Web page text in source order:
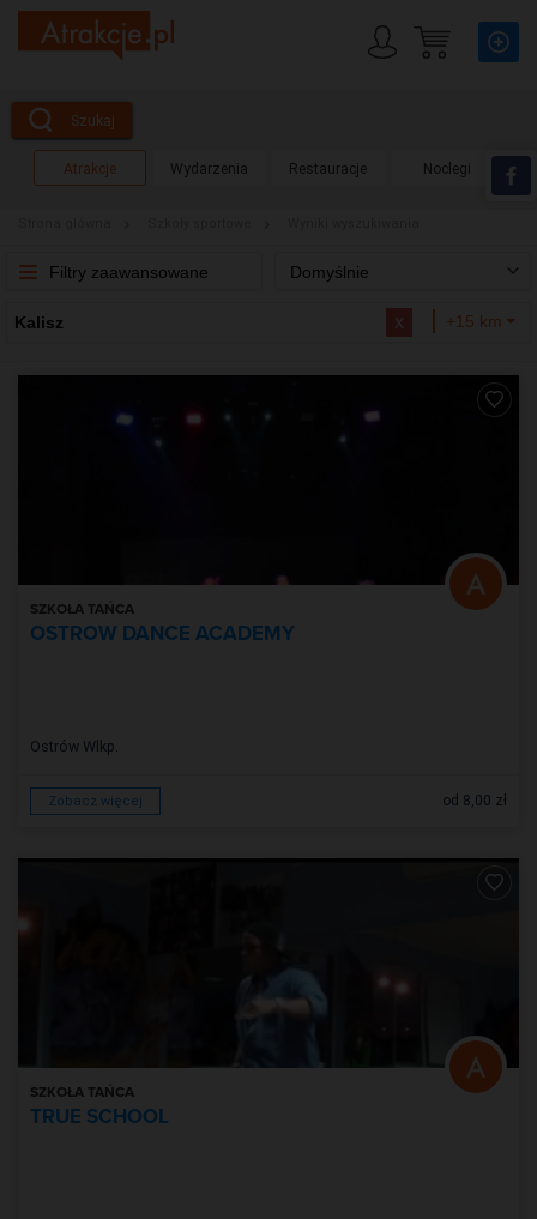
Szukaj
Atrakcje Wydarzenia Restauracje Noclegi
Filtry zaawansowane Domyślnie
Kalisz x +15 km
SZKOŁA TAŃCA
OSTROW DANCE ACADEMY
Ostrów Wlkp.
Zobacz więcej od 8,00 zł
SZKOŁA TAŃCA
TRUE SCHOOL